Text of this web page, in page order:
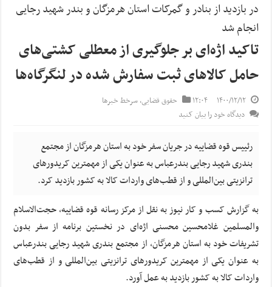
در بازدید از بنادر و گمرکات استان هرمزگان و بندر شهید رجایی
انجام شد
تاکید اژه‌ای بر جلوگیری از معطلی کشتی‌های
حامل کالاهای ثبت سفارش شده در لنگرگاه‌ها
۱۴۰۰/۱۲/۱۲ ۱۲:۰۴ حقوق قضایی,سرخط خبرها
دیدگاه خود را بیان کنید
رئییس قوه قضاییه در جریان سفر خود به استان هرمزگان از مجتمع
بندری شهید رجایی بندرعباس به عنوان یکی از مهمترین کریدورهای
ترانزیتی بین‌المللی و از قطب‌های واردات کالا به کشور بازدید کرد.
به گزارش کسب و کار نیوز به نقل از مرکز رسانه قوه قضاییه، حجت‌الاسلام
والمسلمین غلامحسین محسنی اژه‌ای در نخستین برنامه از سفر بدون
تشریفات خود به استان هرمزگان، از مجتمع بندری شهید رجایی بندرعباس
به عنوان یکی از مهمترین کریدورهای ترانزیتی بین‌المللی و از قطب‌های
واردات کالا به کشور بازدید به عمل آورد.